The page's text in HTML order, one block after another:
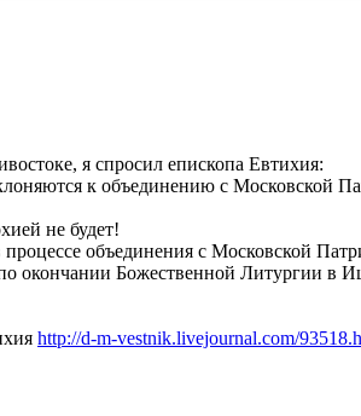
я спросил епископа Евтихия:
к объединению с Московской
не будет!
объединения с Московской
окончании Божественной Литургии в
http://d-m-vestnik.livejournal.com/